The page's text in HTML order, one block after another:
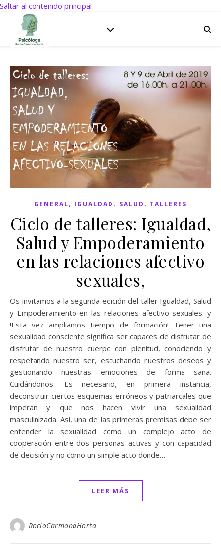
Saltar al contenido principal
GENERAL, IGUALDAD , SALUD , TALLERES
Ciclo de talleres: Igualdad,
Salud y Empoderamiento
en las relaciones afectivo
sexuales,
Os invitamos a la segunda edición del taller Igualdad, Salud
y Empoderamiento en las relaciones afectivo sexuales. y
!Esta vez ampliamos tiempo de formación! Tener una
sexualidad consciente significa ser capaces de disfrutar de
disfrutar de nuestro cuerpo con plenitud, conociendo y
respetando nuestro ser, escuchando nuestros deseos y
gestionando nuestras emociones de forma sana.
Cuidándonos. Es necesario, en primera instancia,
deconstruir ciertos esquemas erróneos y patriarcales que
imperan y que nos hacen vivir una sexualidad
masculinizada. Así, una de las primeras premisas debe ser
entender la sexualidad como un complejo acto de
cooperación entre dos personas activas y con capacidad
de decisión y no como un simple acto donde…
LEER MÁS
RocioCarmonaHorta